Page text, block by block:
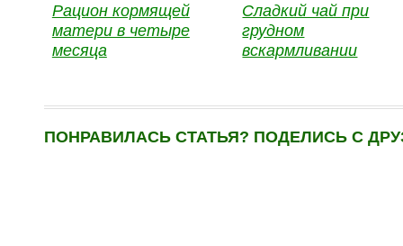
Рацион кормящей
матери в четыре
месяца
Сладкий чай при
грудном
вскармливании
ПОНРАВИЛАСЬ СТАТЬЯ? ПОДЕЛИСЬ С